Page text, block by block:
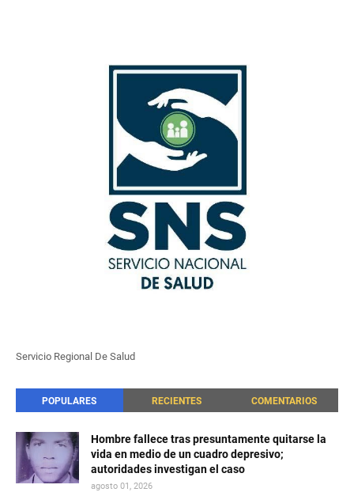
Servicio Regional De Salud
POPULARES RECIENTES COMENTARIOS
Hombre fallece tras presuntamente quitarse la
vida en medio de un cuadro depresivo;
autoridades investigan el caso
agosto 01, 2026